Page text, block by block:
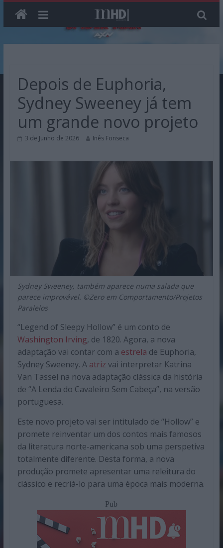
contentDepois de Euphoria,
Sydney Sweeney já tem
um grande novo projeto
3 de Junho de 2026 Inês Fonseca
Sydney Sweeney, também aparece numa salada que
parece improvável. ©Zero em Comportamento/Projetos
Paralelos
“Legend of Sleepy Hollow” é um conto de
Washington Irving, de 1820. Agora, a nova
adaptação vai contar com a estrela de Euphoria,
Sydney Sweeney. A atriz vai interpretar Katrina
Van Tassel na nova adaptação clássica da história
de “A Lenda do Cavaleiro Sem Cabeça”, na versão
portuguesa.
Este novo projeto vai ser intitulado de “Hollow” e
promete reinventar um dos contos mais famosos
da literatura norte-americana sob uma perspetiva
totalmente diferente. Desta forma, a nova
produção promete apresentar uma releitura do
clássico e recriá-lo para uma época mais moderna.
Pub